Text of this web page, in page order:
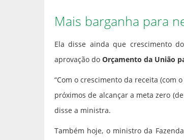
Mais barganha para
Ela disse ainda que crescimento do
aprovação do Orçamento da União
“Com o crescimento da receita (com
próximos de alcançar a meta zero
disse a ministra.
Também hoje, o ministro da